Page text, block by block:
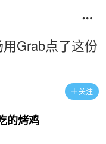

Grab点了这份
关注
的烤鸡